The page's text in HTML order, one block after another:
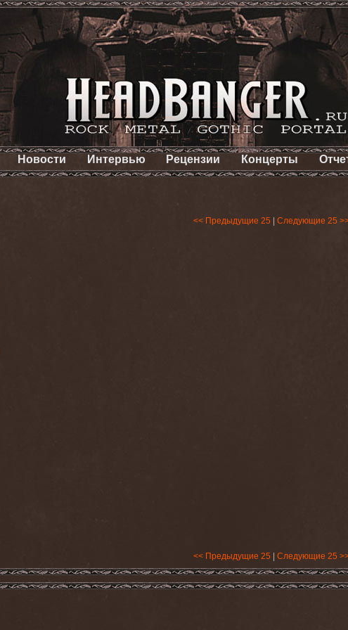
Новости Интервью Рецензии Концерты
<< Предыдущие 25 Следующие 25
<< Предыдущие 25 Следующие 25